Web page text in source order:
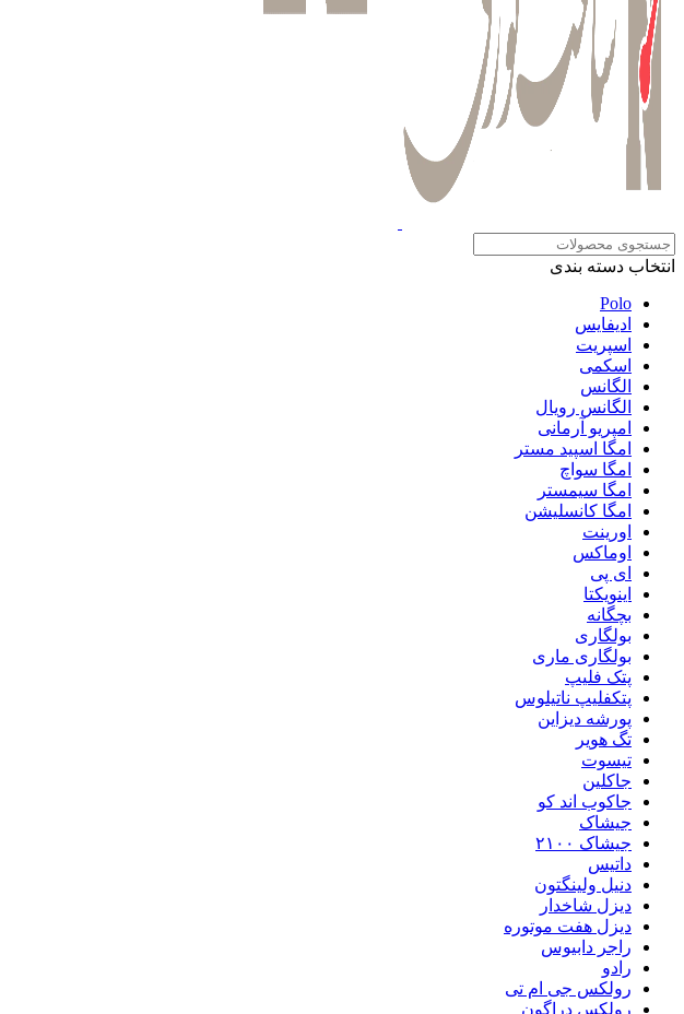
انتخاب دسته بندی
Polo
ادیفایس
اسپریت
اسکمی
الگانس
الگانس رویال
امپریو آرمانی
امگا اسپید مستر
امگا سواچ
امگا سیمستر
امگا کانسلیشن
اورینت
اوماکس
ای پی
اینویکتا
بچگانه
بولگاری
بولگاری ماری
پتک فلیپ
پتکفلیپ ناتیلوس
پورشه دیزاین
تگ هویر
تیسوت
جاکلین
جاکوب اند کو
جیشاک
جیشاک ۲۱۰۰
داتیس
دنیل ولینگتون
دیزل شاخدار
دیزل هفت موتوره
راجر دابیوس
رادو
رولکس جی ام تی
رولکس دراگون